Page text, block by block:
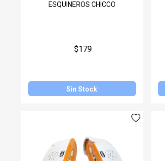
ESQUINEROS CHICCO
$179
Sin Stock